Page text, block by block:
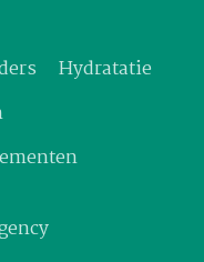
Hydratatie